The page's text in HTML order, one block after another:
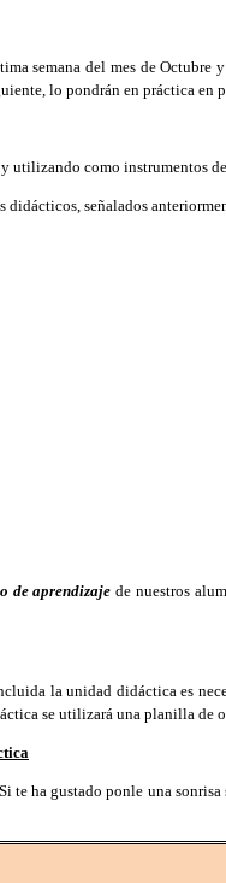
semana del mes de
lo pondrán en práctica en
utilizando como instrumentos
señalados
de aprendizaje de nuestros
la unidad didáctica es
se utilizará una planilla de
ha gustado ponle una